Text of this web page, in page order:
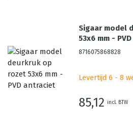
Sigaar model
53x6 mm -
8716075868828
Levertijd 6 - 8
85,12 incl. BTW